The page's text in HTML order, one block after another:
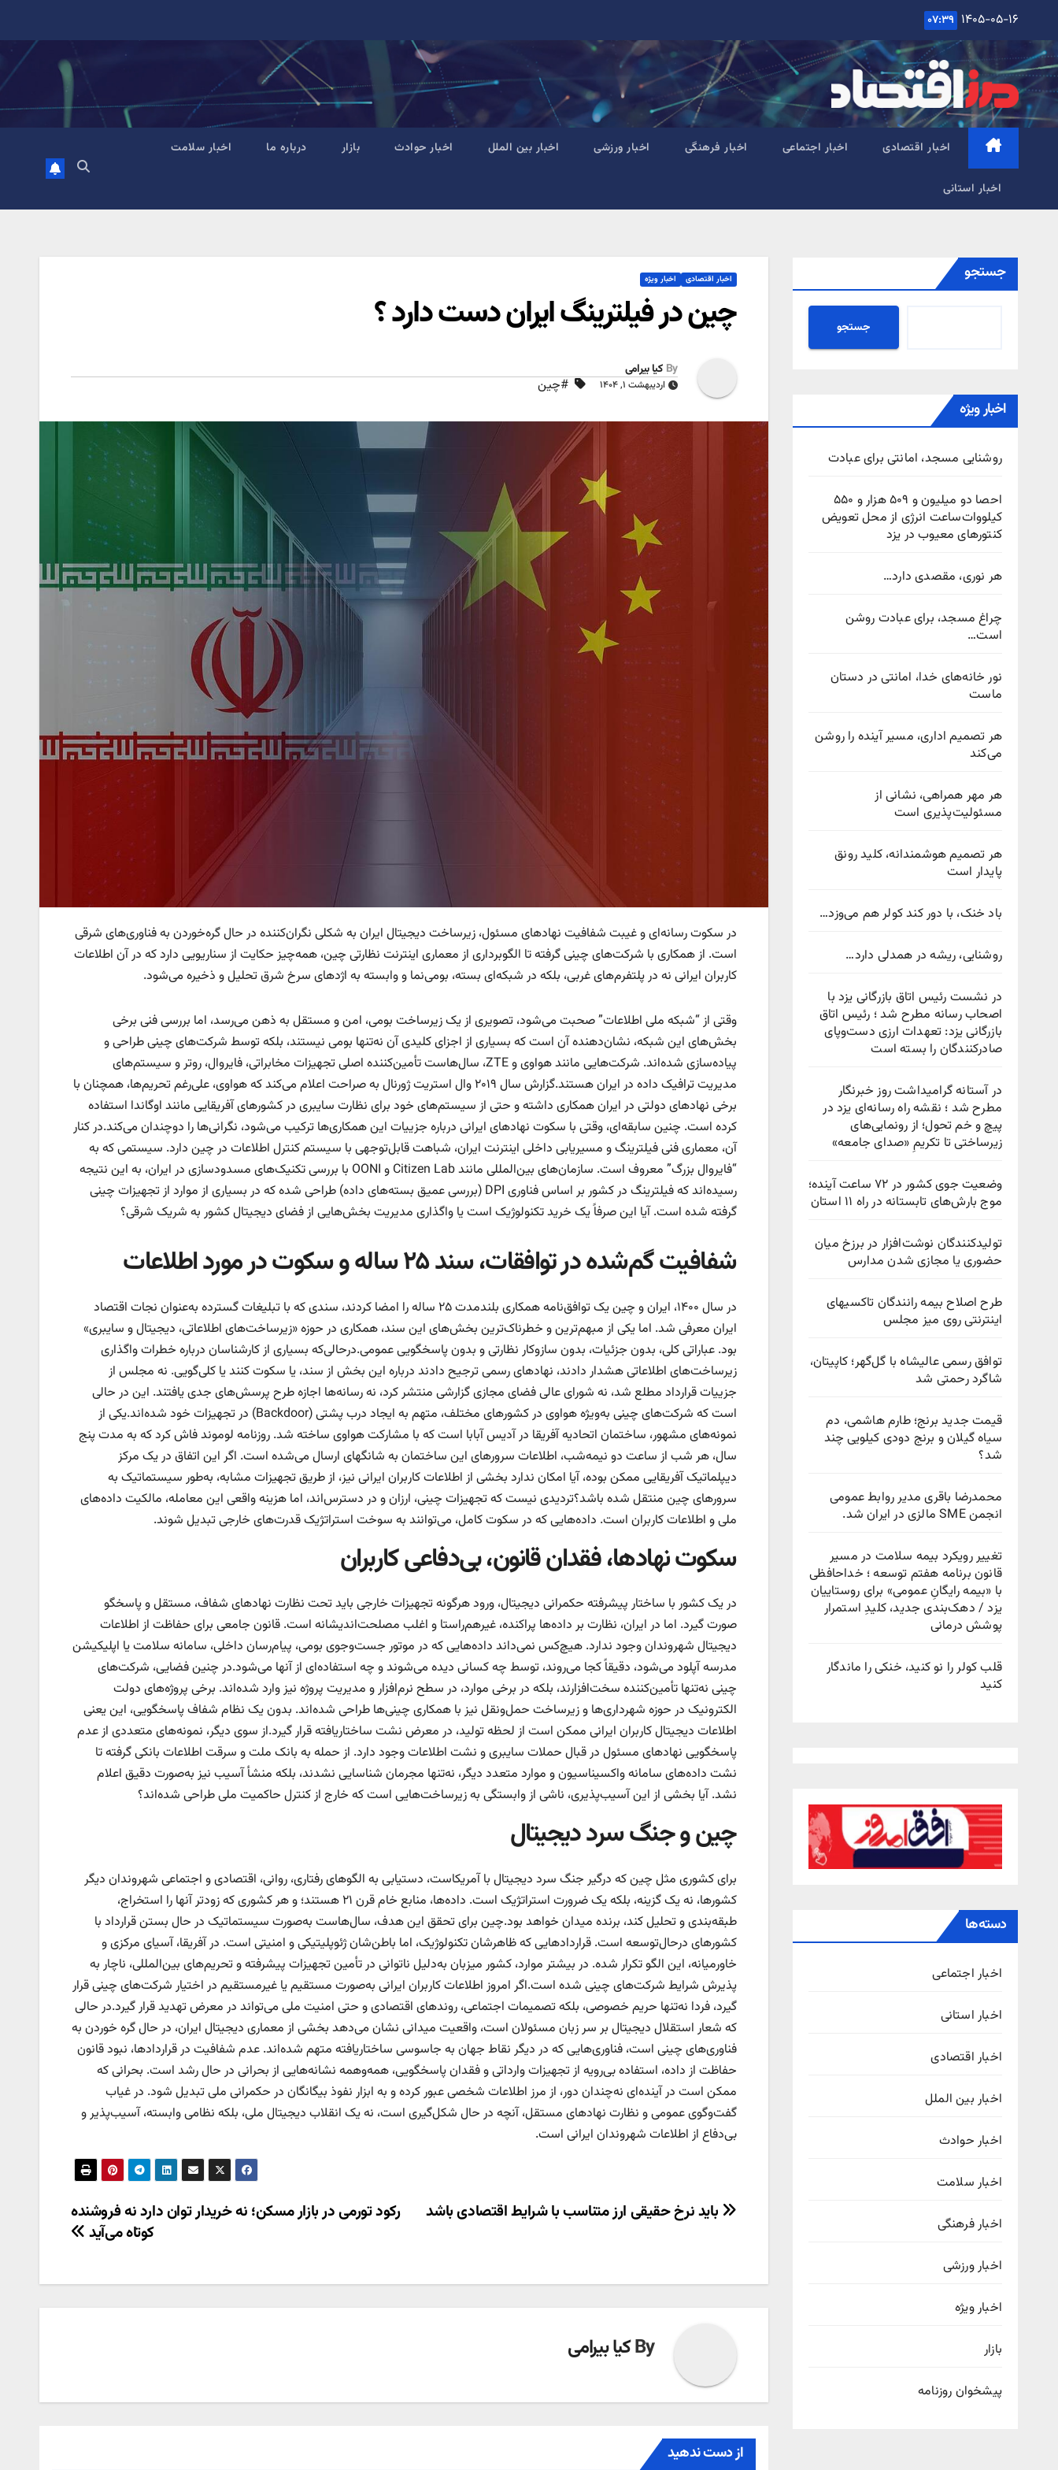
content
۱۴۰۵-۰۵-۱۶ ۰۷:۳۹
اخبار اقتصادی اخبار اجتماعی اخبار فرهنگی اخبار ورزشی اخبار بین الملل اخبار حوادث بازار درباره ما اخبار سلامت
اخبار استانی
جستجو
جستجو
اخبار ویژه
روشنایی مسجد، امانتی برای عبادت
احصا دو میلیون و ۵۰۹ هزار و ۵۵۰
کیلووات‌ساعت انرژی از محل تعویض
کنتورهای معیوب در یزد
هر نوری، مقصدی دارد…
چراغ مسجد، برای عبادت روشن
است…
نور خانه‌های خدا، امانتی در دستان
ماست
هر تصمیم اداری، مسیر آینده را روشن
می‌کند
هر مهر همراهی، نشانی از
مسئولیت‌پذیری است
هر تصمیم هوشمندانه، کلید رونق
پایدار است
باد خنک، با دور کند کولر هم می‌وزد…
روشنایی، ریشه در همدلی دارد…
در نشست رئیس اتاق بازرگانی یزد با
اصحاب رسانه مطرح شد ؛ رئیس اتاق
بازرگانی یزد: تعهدات ارزی دست‌وپای
صادرکنندگان را بسته است
در آستانه گرامیداشت روز خبرنگار
مطرح شد ؛ نقشه راه رسانه‌ای یزد در
پیچ‌ و خم تحول؛ از رونمایی‌های
زیرساختی تا تکریمِ «صدای جامعه»
وضعیت جوی کشور در ۷۲ ساعت آینده؛
موج بارش‌های تابستانه در راه ۱۱ استان
تولیدکنندگان نوشت‌افزار در برزخ میان
حضوری یا مجازی شدن مدارس
طرح اصلاح بیمه رانندگان تاکسیهای
اینترنتی روی میز مجلس
توافق رسمی عالیشاه با گل‌گهر؛ کاپیتان،
شاگرد رحمتی شد
قیمت جدید برنج؛ طارم هاشمی، دم
سیاه گیلان و برنج دودی کیلویی چند
شد؟
محمدرضا باقری مدیر روابط عمومی
انجمن SME مالزی در ایران شد.
تغییر رویکرد بیمه سلامت در مسیر
قانون برنامه هفتم توسعه ؛ خداحافظی
با «بیمه رایگانِ عمومی» برای روستاییان
یزد / دهک‌بندی جدید، کلیدِ استمرار
پوشش درمانی
قلب کولر را نو کنید، خنکی را ماندگار
کنید
دسته‌ها
اخبار اجتماعی
اخبار استانی
اخبار اقتصادی
اخبار بین الملل
اخبار حوادث
اخبار سلامت
اخبار فرهنگی
اخبار ورزشی
اخبار ویژه
بازار
پیشخوان روزنامه
اخبار اقتصادی اخبار ویژه
چین در فیلترینگ ایران دست دارد ؟
By کیا بیرامی
اردیبهشت ۱, ۱۴۰۴ #چین
در سکوت رسانه‌ای و غیبت شفافیت نهادهای مسئول، زیرساخت دیجیتال ایران به شکلی نگران‌کننده در حال گره‌خوردن به فناوری‌های شرقی
است. از همکاری با شرکت‌های چینی گرفته تا الگوبرداری از معماری اینترنت نظارتی چین، همه‌چیز حکایت از سناریویی دارد که در آن اطلاعات
کاربران ایرانی نه در پلتفرم‌های غربی، بلکه در شبکه‌ای بسته، بومی‌نما و وابسته به اژدهای سرخ شرق تحلیل و ذخیره می‌شود.
وقتی از “شبکه ملی اطلاعات” صحبت می‌شود، تصویری از یک زیرساخت بومی، امن و مستقل به ذهن می‌رسد، اما بررسی فنی برخی
بخش‌های این شبکه، نشان‌دهنده آن است که بسیاری از اجزای کلیدی آن نه‌تنها بومی نیستند، بلکه توسط شرکت‌های چینی طراحی و
پیاده‌سازی شده‌اند. شرکت‌هایی مانند هواوی و ZTE، سال‌هاست تأمین‌کننده اصلی تجهیزات مخابراتی، فایروال، روتر و سیستم‌های
مدیریت ترافیک داده در ایران هستند.گزارش سال ۲۰۱۹ وال استریت ژورنال به صراحت اعلام می‌کند که هواوی، علی‌رغم تحریم‌ها، همچنان با
برخی نهاد‌های دولتی در ایران همکاری داشته و حتی از سیستم‌های خود برای نظارت سایبری در کشور‌های آفریقایی مانند اوگاندا استفاده
کرده است. چنین سابقه‌ای، وقتی با سکوت نهاد‌های ایرانی درباره جزییات این همکاری‌ها ترکیب می‌شود، نگرانی‌ها را دوچندان می‌کند.در کنار
آن، معماری فنی فیلترینگ و مسیریابی داخلی اینترنت ایران، شباهت قابل‌توجهی با سیستم کنترل اطلاعات در چین دارد. سیستمی که به
“فایروال بزرگ” معروف است. سازمان‌های بین‌المللی مانند Citizen Lab و OONI با بررسی تکنیک‌های مسدودسازی در ایران، به این نتیجه
رسیده‌اند که فیلترینگ در کشور بر اساس فناوری DPI (بررسی عمیق بسته‌های داده) طراحی شده که در بسیاری از موارد از تجهیزات چینی
گرفته شده است. آیا این صرفاً یک خرید تکنولوژیک است یا واگذاری مدیریت بخش‌هایی از فضای دیجیتال کشور به شریک شرقی؟
شفافیت گم‌شده در توافقات، سند ۲۵ ساله و سکوت در مورد اطلاعات
در سال ۱۴۰۰، ایران و چین یک توافق‌نامه همکاری بلندمدت ۲۵ ساله را امضا کردند، سندی که با تبلیغات گسترده به‌عنوان نجات اقتصاد
ایران معرفی شد. اما یکی از مبهم‌ترین و خطرناک‌ترین بخش‌های این سند، همکاری در حوزه «زیرساخت‌های اطلاعاتی، دیجیتال و سایبری»
بود. عباراتی کلی، بدون جزئیات، بدون سازوکار نظارتی و بدون پاسخگویی عمومی.درحالی‌که بسیاری از کارشناسان درباره خطرات واگذاری
زیرساخت‌های اطلاعاتی هشدار دادند، نهاد‌های رسمی ترجیح دادند درباره این بخش از سند، یا سکوت کنند یا کلی‌گویی. نه مجلس از
جزییات قرارداد مطلع شد، نه شورای عالی فضای مجازی گزارشی منتشر کرد، نه رسانه‌ها اجازه طرح پرسش‌های جدی یافتند. این در حالی
است که شرکت‌های چینی به‌ویژه هواوی در کشور‌های مختلف، متهم به ایجاد درب پشتی (Backdoor) در تجهیزات خود شده‌اند.یکی از
نمونه‌های مشهور، ساختمان اتحادیه آفریقا در آدیس آبابا است که با مشارکت هواوی ساخته شد. روزنامه لوموند فاش کرد که به مدت پنج
سال، هر شب از ساعت دو نیمه‌شب، اطلاعات سرور‌های این ساختمان به شانگهای ارسال می‌شده است. اگر این اتفاق در یک مرکز
دیپلماتیک آفریقایی ممکن بوده، آیا امکان ندارد بخشی از اطلاعات کاربران ایرانی نیز، از طریق تجهیزات مشابه، به‌طور سیستماتیک به
سرور‌های چین منتقل شده باشد؟تردیدی نیست که تجهیزات چینی، ارزان و در دسترس‌اند، اما هزینه واقعی این معامله، مالکیت داده‌های
ملی و اطلاعات کاربران است. داده‌هایی که در سکوت کامل، می‌توانند به سوخت استراتژیک قدرت‌های خارجی تبدیل شوند.
سکوت نهادها، فقدان قانون، بی‌دفاعی کاربران
در یک کشور با ساختار پیشرفته حکمرانی دیجیتال، ورود هرگونه تجهیزات خارجی باید تحت نظارت نهاد‌های شفاف، مستقل و پاسخگو
صورت گیرد. اما در ایران، نظارت بر داده‌ها پراکنده، غیرهم‌راستا و اغلب مصلحت‌اندیشانه است. قانون جامعی برای حفاظت از اطلاعات
دیجیتال شهروندان وجود ندارد. هیچ‌کس نمی‌داند داده‌هایی که در موتور جست‌وجوی بومی، پیام‌رسان داخلی، سامانه سلامت یا اپلیکیشن
مدرسه آپلود می‌شود، دقیقاً کجا می‌روند، توسط چه کسانی دیده می‌شوند و چه استفاده‌ای از آنها می‌شود.در چنین فضایی، شرکت‌های
چینی نه‌تنها تأمین‌کننده سخت‌افزارند، بلکه در برخی موارد، در سطح نرم‌افزار و مدیریت پروژه نیز وارد شده‌اند. برخی پروژه‌های دولت
الکترونیک در حوزه شهرداری‌ها و زیرساخت حمل‌ونقل نیز با همکاری چینی‌ها طراحی شده‌اند. بدون یک نظام شفاف پاسخگویی، این یعنی
اطلاعات دیجیتال کاربران ایرانی ممکن است از لحظه تولید، در معرض نشت ساختاریافته قرار گیرد.از سوی دیگر، نمونه‌های متعددی از عدم
پاسخگویی نهاد‌های مسئول در قبال حملات سایبری و نشت اطلاعات وجود دارد. از حمله به بانک ملت و سرقت اطلاعات بانکی گرفته تا
نشت داده‌های سامانه واکسیناسیون و موارد متعدد دیگر، نه‌تنها مجرمان شناسایی نشدند، بلکه منشأ آسیب نیز به‌صورت دقیق اعلام
نشد. آیا بخشی از این آسیب‌پذیری، ناشی از وابستگی به زیرساخت‌هایی است که خارج از کنترل حاکمیت ملی طراحی شده‌اند؟
چین و جنگ سرد دیجیتال
برای کشوری مثل چین که درگیر جنگ سرد دیجیتال با آمریکاست، دستیابی به الگو‌های رفتاری، روانی، اقتصادی و اجتماعی شهروندان دیگر
کشورها، نه یک گزینه، بلکه یک ضرورت استراتژیک است. داده‌ها، منابع خام قرن ۲۱ هستند؛ و هر کشوری که زودتر آنها را استخراج،
طبقه‌بندی و تحلیل کند، برنده میدان خواهد بود.چین برای تحقق این هدف، سال‌هاست به‌صورت سیستماتیک در حال بستن قرارداد با
کشور‌های درحال‌توسعه است. قرارداد‌هایی که ظاهرشان تکنولوژیک، اما باطن‌شان ژئوپلیتیکی و امنیتی است. در آفریقا، آسیای مرکزی و
خاورمیانه، این الگو تکرار شده. در بیشتر موارد، کشور میزبان به‌دلیل ناتوانی در تأمین تجهیزات پیشرفته و تحریم‌های بین‌المللی، ناچار به
پذیرش شرایط شرکت‌های چینی شده است.اگر امروز اطلاعات کاربران ایرانی به‌صورت مستقیم یا غیرمستقیم در اختیار شرکت‌های چینی قرار
گیرد، فردا نه‌تنها حریم خصوصی، بلکه تصمیمات اجتماعی، روند‌های اقتصادی و حتی امنیت ملی می‌تواند در معرض تهدید قرار گیرد.در حالی
که شعار استقلال دیجیتال بر سر زبان مسئولان است، واقعیت میدانی نشان می‌دهد بخشی از معماری دیجیتال ایران، در حال گره خوردن به
فناوری‌های چینی است، فناوری‌هایی که در دیگر نقاط جهان به جاسوسی ساختاریافته متهم شده‌اند. عدم شفافیت در قراردادها، نبود قانون
حفاظت از داده، استفاده بی‌رویه از تجهیزات وارداتی و فقدان پاسخگویی، همه‌وهمه نشانه‌هایی از بحرانی در حال رشد است. بحرانی که
ممکن است در آینده‌ای نه‌چندان دور، از مرز اطلاعات شخصی عبور کرده و به ابزار نفوذ بیگانگان در حکمرانی ملی تبدیل شود. در غیاب
گفت‌وگوی عمومی و نظارت نهاد‌های مستقل، آنچه در حال شکل‌گیری است، نه یک انقلاب دیجیتال ملی، بلکه نظامی وابسته، آسیب‌پذیر و
بی‌دفاع از اطلاعات شهروندان ایرانی است.
راهبری
رکود تورمی در بازار مسکن؛ نه خریدار توان دارد نه فروشنده
کوتاه می‌آید
باید نرخ حقیقی ارز متناسب با شرایط اقتصادی باشد
Byکیا بیرامی
از دست ندهید